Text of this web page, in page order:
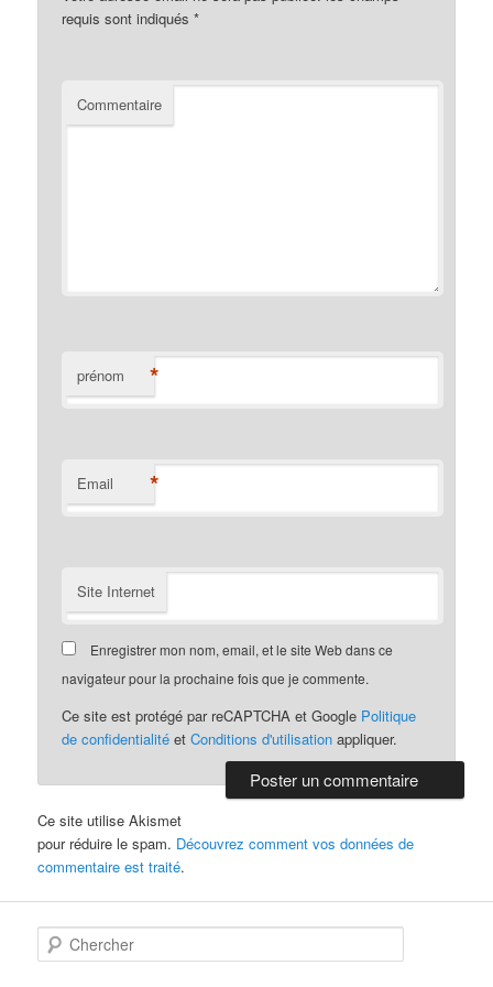
requis sont indiqués*
Commentaire
prénom *
Email *
Site Internet
Enregistrer mon nom, email, et le site Web dans ce
navigateur pour la prochaine fois que je commente.
Ce site est protégé par reCAPTCHA et Google Politique
de confidentialité etConditions d'utilisation appliquer.
Ce site utilise Akismet
pour réduire le spam. Découvrez comment vos données de
commentaire est traité.
h